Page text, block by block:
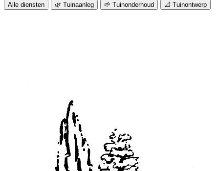
Alle diensten 🌿 Tuinaanleg 🌱 Tuinonderhoud 📐 Tuinontwerp